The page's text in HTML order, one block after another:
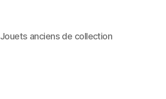
Jouets anciens de collection